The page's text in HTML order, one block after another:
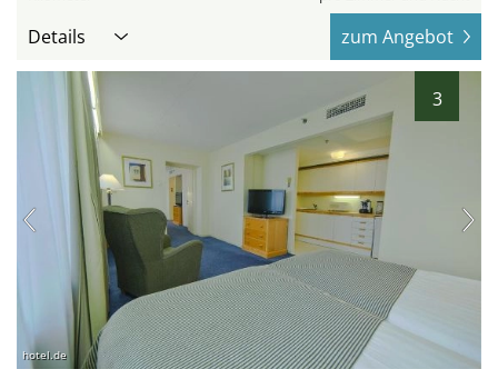
Details zum Angebot
3
hotel.de